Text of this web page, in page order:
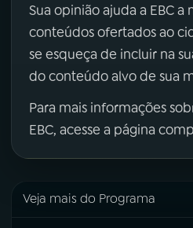
Sua opinião ajuda a EBC a
conteúdos ofertados ao
se esqueça de incluir na
do conteúdo alvo de sua
Para mais informações
EBC, acesse a página
Veja mais do Programa